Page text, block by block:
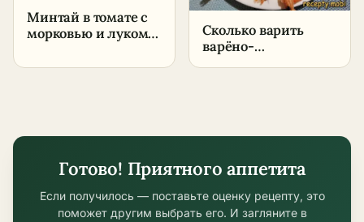
Минтай в томате с
морковью и луком –
в домашних
Сколько варить
варёно-
Готово! Приятного аппетита
Если получилось — поставьте оценку рецепту, это
поможет другим выбрать его. И загляните в